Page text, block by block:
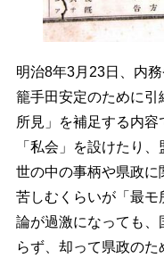
明治8年3月23日、内
籠手田安定のために
所見」を補足する内
「私会」を設けたり
世の中の事柄や県政
苦しむくらいが「最モ
論が過激になっても、
らず、却って県政の